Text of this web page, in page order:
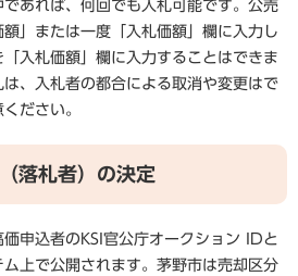
であれば、何回でも入札可能です。公売
」または一度「入札価額」欄に入力し
入札価額」欄に入力することはできま
、入札者の都合による取消や変更はで
ださい。
落札者）の決定
申込者のKSI官公庁オークション IDと
上で公開されます。茅野市は売却区分